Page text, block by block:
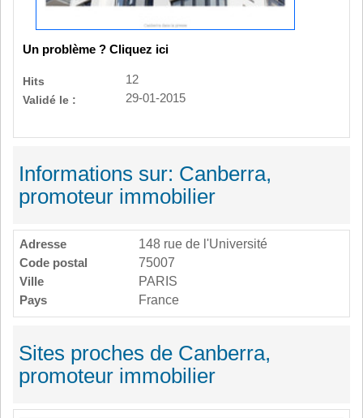
Un problème ? Cliquez ici
Hits
12
Validé le :
29-01-2015
Informations sur: Canberra,
promoteur immobilier
Adresse
148 rue de l'Université
Code postal
75007
Ville
PARIS
Pays
France
Sites proches de Canberra,
promoteur immobilier